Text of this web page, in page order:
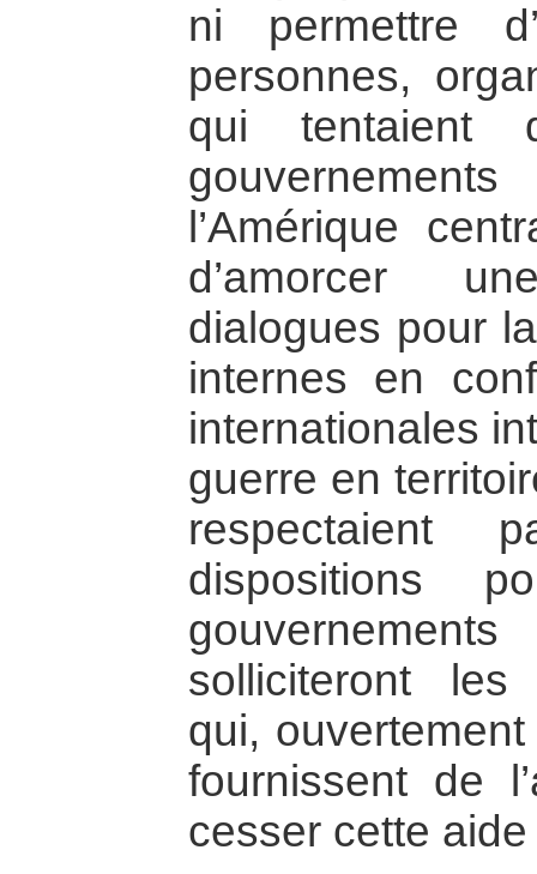
ni permettre
personnes,
qui tentaient
l’Amérique
d’amorcer
dialogues pour
internes en
internationales
guerre en
respectaient
dispositions
solliciteront
qui,
fournissent de
cesser cette